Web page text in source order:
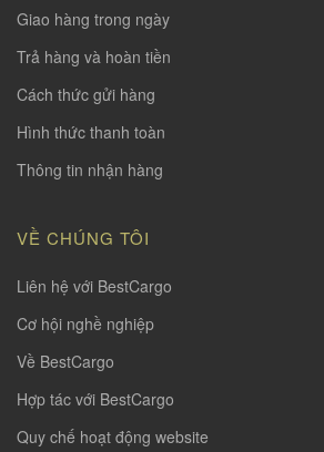
Giao hàng trong ngày
Trả hàng và hoàn tiền
Cách thức gửi hàng
Hình thức thanh toàn
Thông tin nhận hàng
VỀ CHÚNG TÔI
Liên hệ với BestCargo
Cơ hội nghề nghiệp
Về BestCargo
Hợp tác với BestCargo
Quy chế hoạt động website